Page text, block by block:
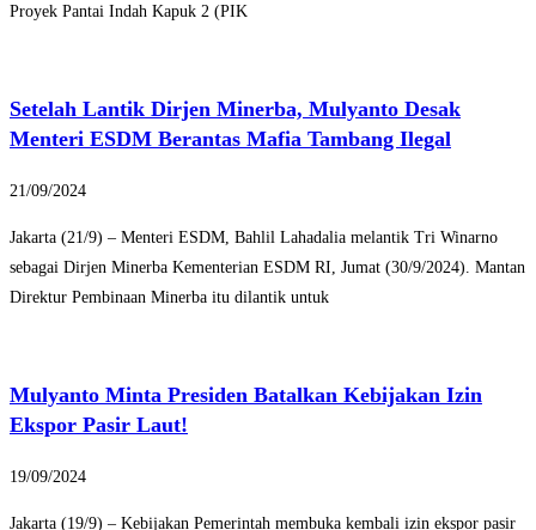
Proyek Pantai Indah Kapuk 2 (PIK
Setelah Lantik Dirjen Minerba, Mulyanto Desak
Menteri ESDM Berantas Mafia Tambang Ilegal
21/09/2024
Jakarta (21/9) – Menteri ESDM, Bahlil Lahadalia melantik Tri Winarno
sebagai Dirjen Minerba Kementerian ESDM RI, Jumat (30/9/2024). Mantan
Direktur Pembinaan Minerba itu dilantik untuk
Mulyanto Minta Presiden Batalkan Kebijakan Izin
Ekspor Pasir Laut!
19/09/2024
Jakarta (19/9) – Kebijakan Pemerintah membuka kembali izin ekspor pasir